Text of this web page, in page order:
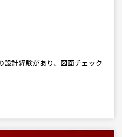
設計経験があり、図面チェック